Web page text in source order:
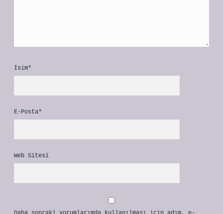
İsim*
E-Posta*
Web Sitesi